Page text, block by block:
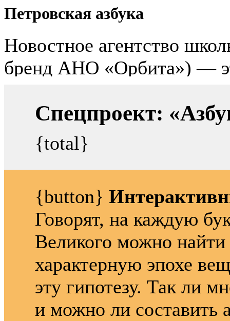
Петровская азбука
Спецпроект:
{total}
{button}
Говорят, на каждую
Великого можно
характерную эпохе
эту гипотезу. Так ли
и можно ли составить